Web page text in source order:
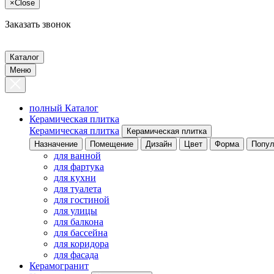
×Close
Заказать звонок
Каталог
Меню
полный Каталог
Керамическая плитка
Керамическая плитка
Керамическая плитка
Назначение
Помещение Дизайн Цвет Форма
для ванной
для фартука
для кухни
для туалета
для гостиной
для улицы
для балкона
для бассейна
для коридора
для фасада
Керамогранит